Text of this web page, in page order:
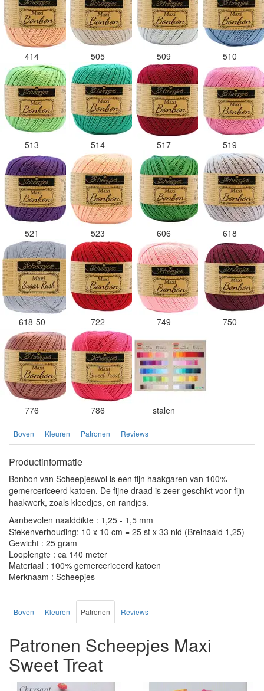
414 505 509 510
513 514 517 519
521 523 606 618
618-50 722 749 750
776 786 stalen
Boven Kleuren Patronen Reviews
Productinformatie
Bonbon van Scheepjeswol is een fijn haakgaren van 100%
gemercericeerd katoen. De fijne draad is zeer geschikt voor fijn
haakwerk, zoals kleedjes, en randjes.
Aanbevolen naalddikte : 1,25 - 1,5 mm
Stekenverhouding: 10 x 10 cm = 25 st x 33 nld (Breinaald 1,25)
Gewicht : 25 gram
Looplengte : ca 140 meter
Materiaal : 100% gemercericeerd katoen
Merknaam : Scheepjes
Boven Kleuren Patronen Reviews
Patronen Scheepjes Maxi
Sweet Treat